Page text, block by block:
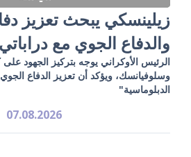
زيلينسكي يبحث تعزيز
والدفاع الجوي مع دراباتي
الرئيس الأوكراني يوجه بتركيز الجهود على
وسلوفيانسك، ويؤكد أن تعزيز الدفاع
الدبلوماسية"
07.08.2026